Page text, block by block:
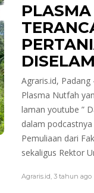
Agraris.id,
Plasma Nutfah
laman youtube ”
dalam
Pemuliaan dari
sekaligus Rektor
Agraris.id 3 tahun ago